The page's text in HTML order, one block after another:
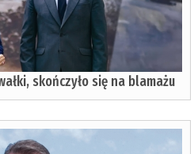
skończyło się na blamażu